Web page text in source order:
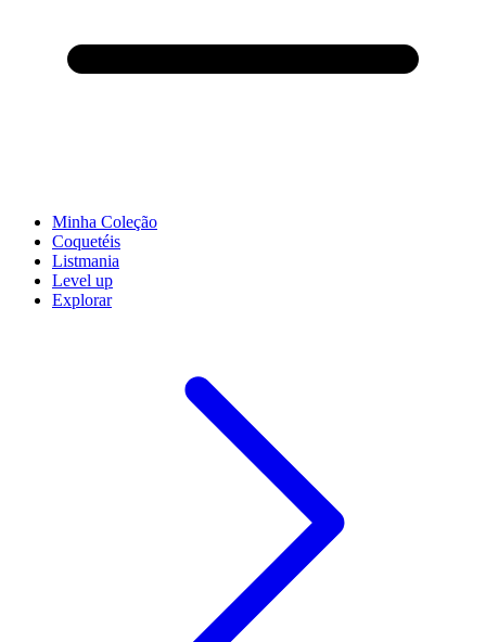
Minha Coleção
Coquetéis
Listmania
Level up
Explorar